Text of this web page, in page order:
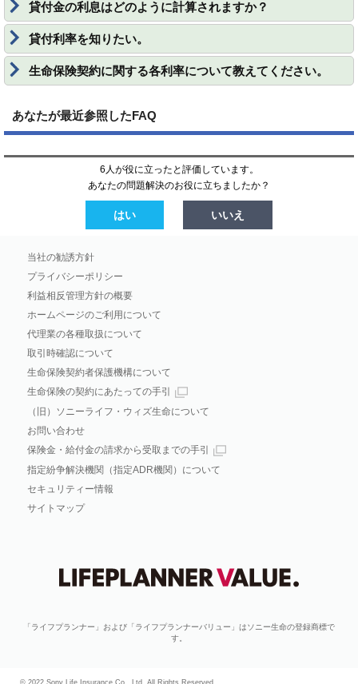
貸付金の利息はどのように計算されますか？
貸付利率を知りたい。
生命保険契約に関する各利率について教えてください。
あなたが最近参照したFAQ
6人が役に立ったと評価しています。
あなたの問題解決のお役に立ちましたか？
はい いいえ
当社の勧誘方針
プライバシーポリシー
利益相反管理方針の概要
ホームページのご利用について
代理業の各種取扱について
取引時確認について
生命保険契約者保護機構について
生命保険の契約にあたっての手引
（旧）ソニーライフ・ウィズ生命について
お問い合わせ
保険金・給付金の請求から受取までの手引
指定紛争解決機関（指定ADR機関）について
セキュリティー情報
サイトマップ
「ライフプランナー」および「ライフプランナーバリュー」はソニー生命の登録商標で
す。
© 2022 Sony Life Insurance Co., Ltd. All Rights Reserved.